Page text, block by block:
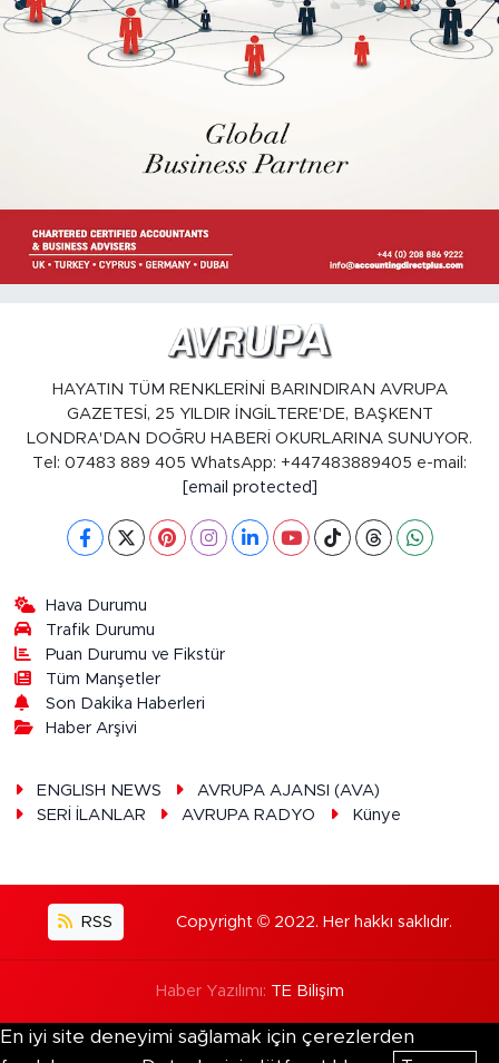
HAYATIN TÜM RENKLERİNİ BARINDIRAN AVRUPA
GAZETESİ, 25 YILDIR İNGİLTERE'DE, BAŞKENT
LONDRA'DAN DOĞRU HABERİ OKURLARINA SUNUYOR.
Tel: 07483 889 405 WhatsApp: +447483889405 e-mail:
[email protected]
Hava Durumu
Trafik Durumu
Puan Durumu ve Fikstür
Tüm Manşetler
Son Dakika Haberleri
Haber Arşivi
ENGLISH NEWS
AVRUPA AJANSI (AVA)
SERİ İLANLAR
AVRUPA RADYO Künye
RSS Copyright © 2022. Her hakkı saklıdır.
Haber Yazılımı: TE Bilişim
En iyi site deneyimi sağlamak için çerezlerden